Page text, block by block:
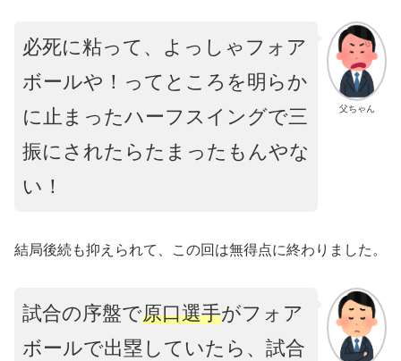
父ちゃん
必死に粘って、よっしゃフォア
ボールや！ってところを明らか
に止まったハーフスイングで三
振にされたらたまったもんやな
い！
結局後続も抑えられて、この回は無得点に終わりました。
試合の序盤で原口選手がフォア
ボールで出塁していたら、試合